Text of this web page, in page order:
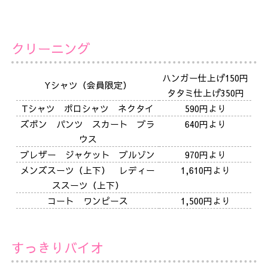
クリーニング
Yシャツ（会員限定）
ハンガー仕上げ150円
タタミ仕上げ350円
Tシャツ ポロシャツ ネクタイ
590円より
ズボン パンツ スカート ブラ
ウス
640円より
ブレザー ジャケット ブルゾン
970円より
メンズスーツ（上下） レディー
ススーツ（上下）
1,610円より
コート ワンピース 1,500円より
すっきりバイオ